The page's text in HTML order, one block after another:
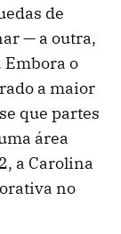
de
— a outra,
Embora o
a maior
que partes
área
a Carolina
no